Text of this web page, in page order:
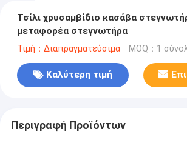
Τσίλι χρυσαμβίδιο κασάβα
μεταφορέα στεγνωτήρα
Τιμή：Διαπραγματεύσιμα MOQ：1
Καλύτερη τιμή
Περιγραφή Προϊόντων